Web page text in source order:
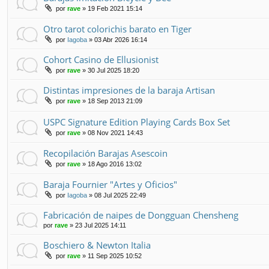
por rave » 19 Feb 2021 15:14
Otro tarot colorichis barato en Tiger
por Iagoba » 03 Abr 2026 16:14
Cohort Casino de Ellusionist
por rave » 30 Jul 2025 18:20
Distintas impresiones de la baraja Artisan
por rave » 18 Sep 2013 21:09
USPC Signature Edition Playing Cards Box Set
por rave » 08 Nov 2021 14:43
Recopilación Barajas Asescoin
por rave » 18 Ago 2016 13:02
Baraja Fournier "Artes y Oficios"
por Iagoba » 08 Jul 2025 22:49
Fabricación de naipes de Dongguan Chensheng
por rave » 23 Jul 2025 14:11
Boschiero & Newton Italia
por rave » 11 Sep 2025 10:52